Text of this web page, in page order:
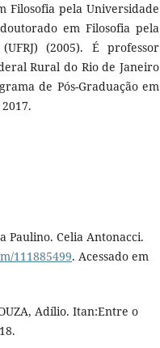
Filosofia pela Universidade
em Filosofia pela
(2005). É professor
Rural do Rio de Janeiro
de Pós-Graduação em
Paulino. Celia Antonacci.
111885499. Acessado em
Adílio. Itan:Entre o